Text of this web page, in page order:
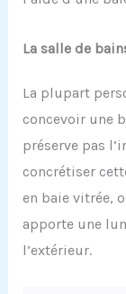
La salle de
La plupart
concevoir une
préserve pas
concrétiser
en baie vitrée,
apporte une
l’extérieur.